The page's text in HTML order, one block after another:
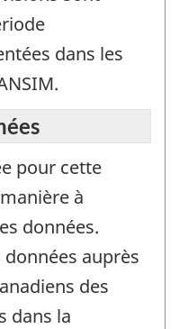
dans les
pour cette
à
données.
auprès
des
dans la